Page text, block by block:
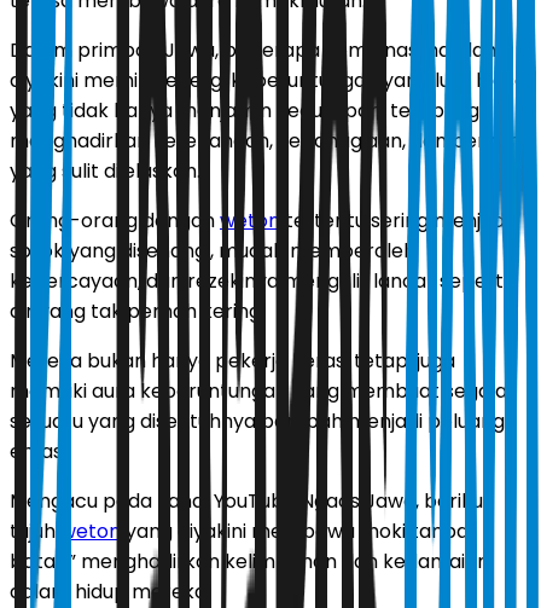
Dalam primbon Jawa, beberapa kombinasi hari lahir
diyakini memiliki energi keberuntungan yang luar biasa,
yang tidak hanya menjamin kecukupan, tetapi juga
menghadirkan ketenangan, kebahagiaan, dan berkah
yang sulit dijelaskan.
Orang-orang denganweton tertentu sering menjadi
sosok yang disenangi, mudah memperoleh
kepercayaan, dan rezekinya mengalir lancar seperti
air yang tak pernah kering.
Mereka bukan hanya pekerja keras, tetapi juga
memiliki aura keberuntungan yang membuat segala
sesuatu yang disentuhnya berubah menjadi peluang
emas.
Mengacu pada kanal YouTube Ngaos Jawa, berikut
tujuh weton yang diyakini membawa “hoki tanpa
batas,” menghadirkan kelimpahan dan kedamaian
dalam hidup mereka.